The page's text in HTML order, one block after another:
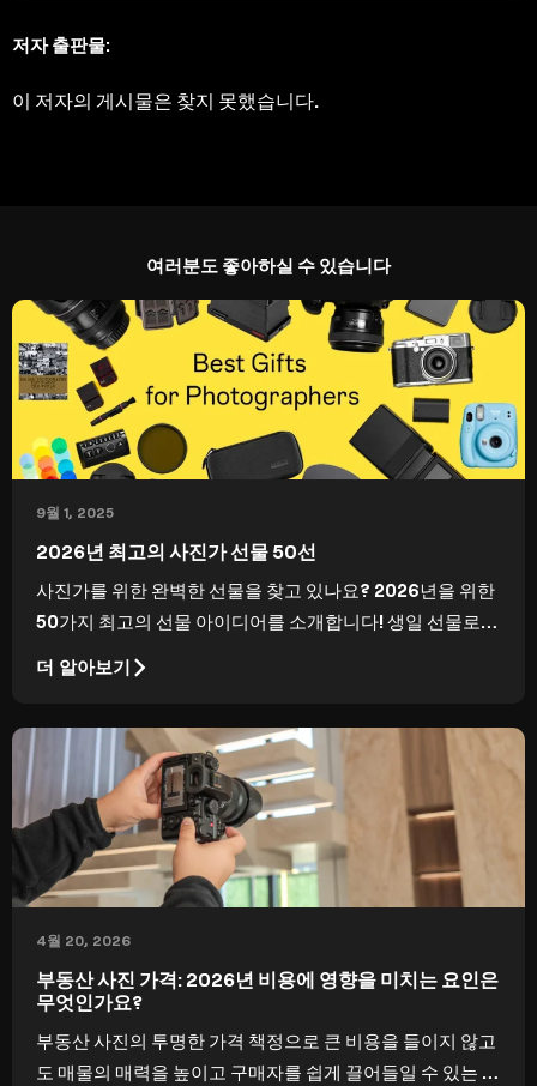
저자 출판물:
이 저자의 게시물은 찾지 못했습니다.
여러분도 좋아하실 수 있습니다
9월 1, 2025
2026년 최고의 사진가 선물 50선
사진가를 위한 완벽한 선물을 찾고 있나요? 2026년을 위한
50가지 최고의 선물 아이디어를 소개합니다! 생일 선물로도
더 알아보기
4월 20, 2026
부동산 사진 가격: 2026년 비용에 영향을 미치는 요인은
무엇인가요?
부동산 사진의 투명한 가격 책정으로 큰 비용을 들이지 않고
도 매물의 매력을 높이고 구매자를 쉽게 끌어들일 수 있는 고